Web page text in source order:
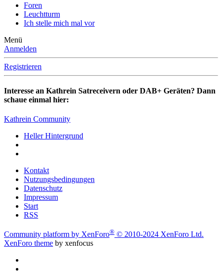
Foren
Leuchtturm
Ich stelle mich mal vor
Menü
Anmelden
Registrieren
Interesse an Kathrein Satreceivern oder DAB+ Geräten? Dann
schaue einmal hier:
Kathrein Community
Heller Hintergrund
Kontakt
Nutzungsbedingungen
Datenschutz
Impressum
Start
RSS
Community platform by XenForo® © 2010-2024 XenForo Ltd.
XenForo theme by xenfocus